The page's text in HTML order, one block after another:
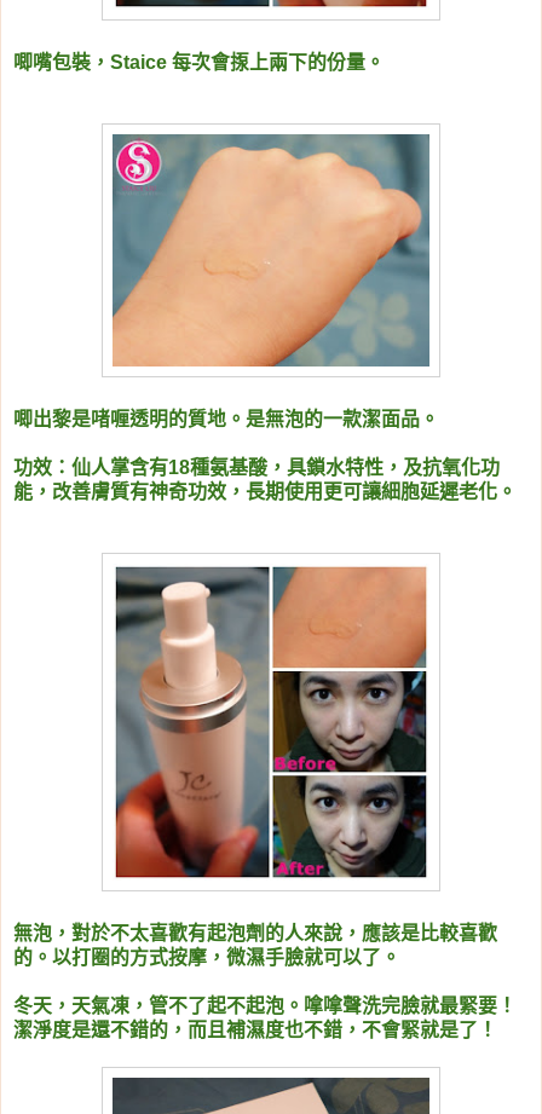
唧嘴包裝，Staice 每次會揼上兩下的份量。
唧出黎是啫喱透明的質地。是無泡的一款潔面品。
功效： 仙人掌含有18種氨基酸，具鎖水特性，及抗氧化功
能，改善膚質有神奇功效，長期使用更可讓細胞延遲老化。
無泡，對於不太喜歡有起泡劑的人來說，應該是比較喜歡
的。以打圈的方式按摩，微濕手臉就可以了。
冬天，天氣凍，管不了起不起泡。嗱嗱聲洗完臉就最緊要！
潔淨度是還不錯的，而且補濕度也不錯，不會緊就是了！